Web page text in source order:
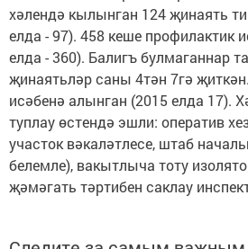
хәлендә кылынган 124 җинаять
елда - 97). 458 кеше профилактик
елда - 360). Балигъ булмаганнар
җинаятьләр саны 4тән 7гә
исәбенә алынган (2015 елда 17).
туплау өстендә эшли: оператив
участок вәкаләтлесе, штаб
белемле), вакытлыча тоту
җәмәгать тәртибен саклау